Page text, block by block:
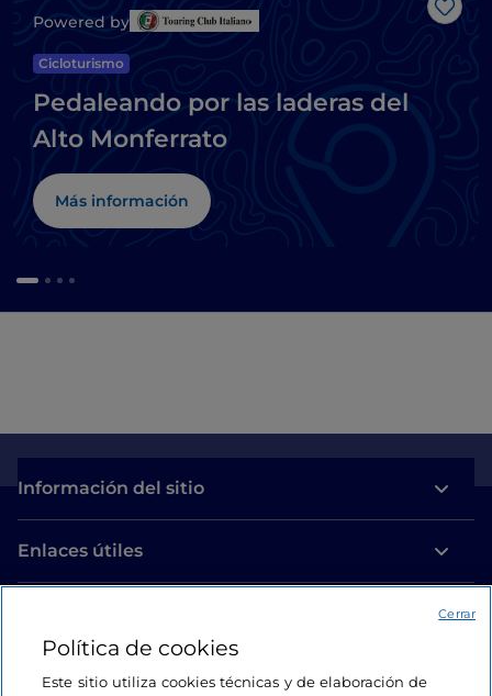
Me
Powered by
Cicloturismo
Pedaleando por las laderas del
Alto Monferrato
Más información
Información del sitio
Enlaces útiles
Estamos en contacto
Política de cookies
Este sitio utiliza cookies técnicas y de elaboración de
Cerrar